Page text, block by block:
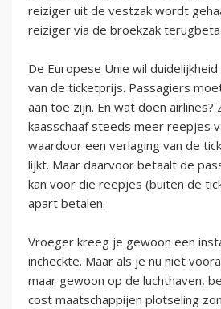
reiziger uit de vestzak wordt
reiziger via de broekzak
De Europese Unie wil
van de ticketprijs. Passagiers
aan toe zijn. En wat doen airlines?
kaasschaaf steeds meer reepjes
waardoor een verlaging van de
lijkt. Maar daarvoor betaalt de
kan voor die reepjes (buiten de
apart betalen.
Vroeger kreeg je gewoon een
incheckte. Maar als je nu niet
maar gewoon op de luchthaven,
cost maatschappijen plotseling